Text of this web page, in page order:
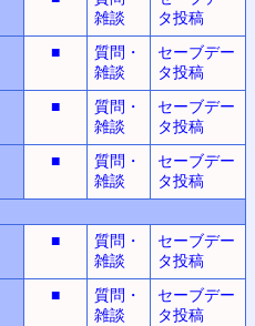
雑談
タ投稿
■
質問・
雑談
セーブデー
タ投稿
■
質問・
雑談
セーブデー
タ投稿
■
質問・
雑談
セーブデー
タ投稿
■
質問・
雑談
セーブデー
タ投稿
■
質問・
雑談
セーブデー
タ投稿